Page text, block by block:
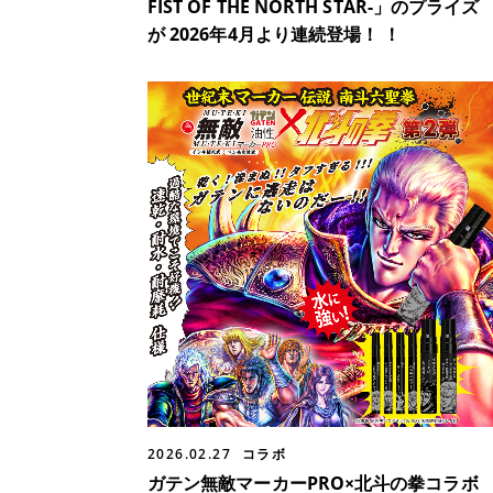
FIST OF THE NORTH STAR-」のプライズ
が 2026年4月より連続登場！ ！
2026.02.27 コラボ
ガテン無敵マーカーPRO×北斗の拳コラボ